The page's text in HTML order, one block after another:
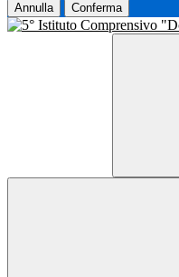
Annulla Conferma